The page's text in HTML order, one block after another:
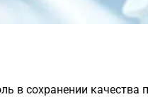
в сохранении качества